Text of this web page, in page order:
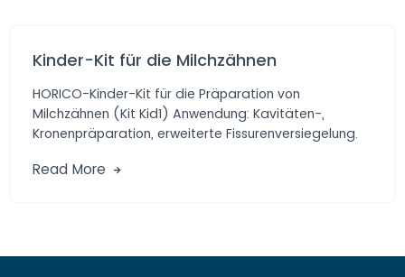
Kinder-Kit für die Milchzähnen
HORICO-Kinder-Kit für die Präparation von
Milchzähnen (Kit Kid1) Anwendung: Kavitäten-,
Kronenpräparation, erweiterte Fissurenversiegelung.
Hartmetall-schleifern […]
Read More